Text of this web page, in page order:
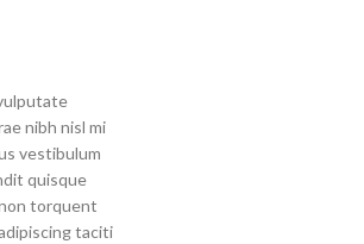
nibh nisl mi
vestibulum
quisque
torquent
taciti